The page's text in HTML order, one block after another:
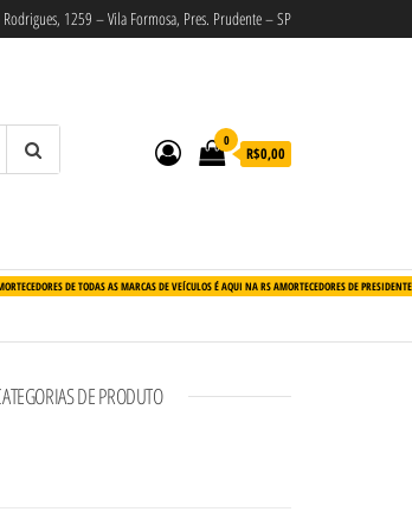
1259 – Vila Formosa, Pres. Prudente – SP
0
R$0,00
DE TODAS AS MARCAS DE VEÍCULOS É AQUI NA RS AMORTECEDORES DE
DE PRODUTO